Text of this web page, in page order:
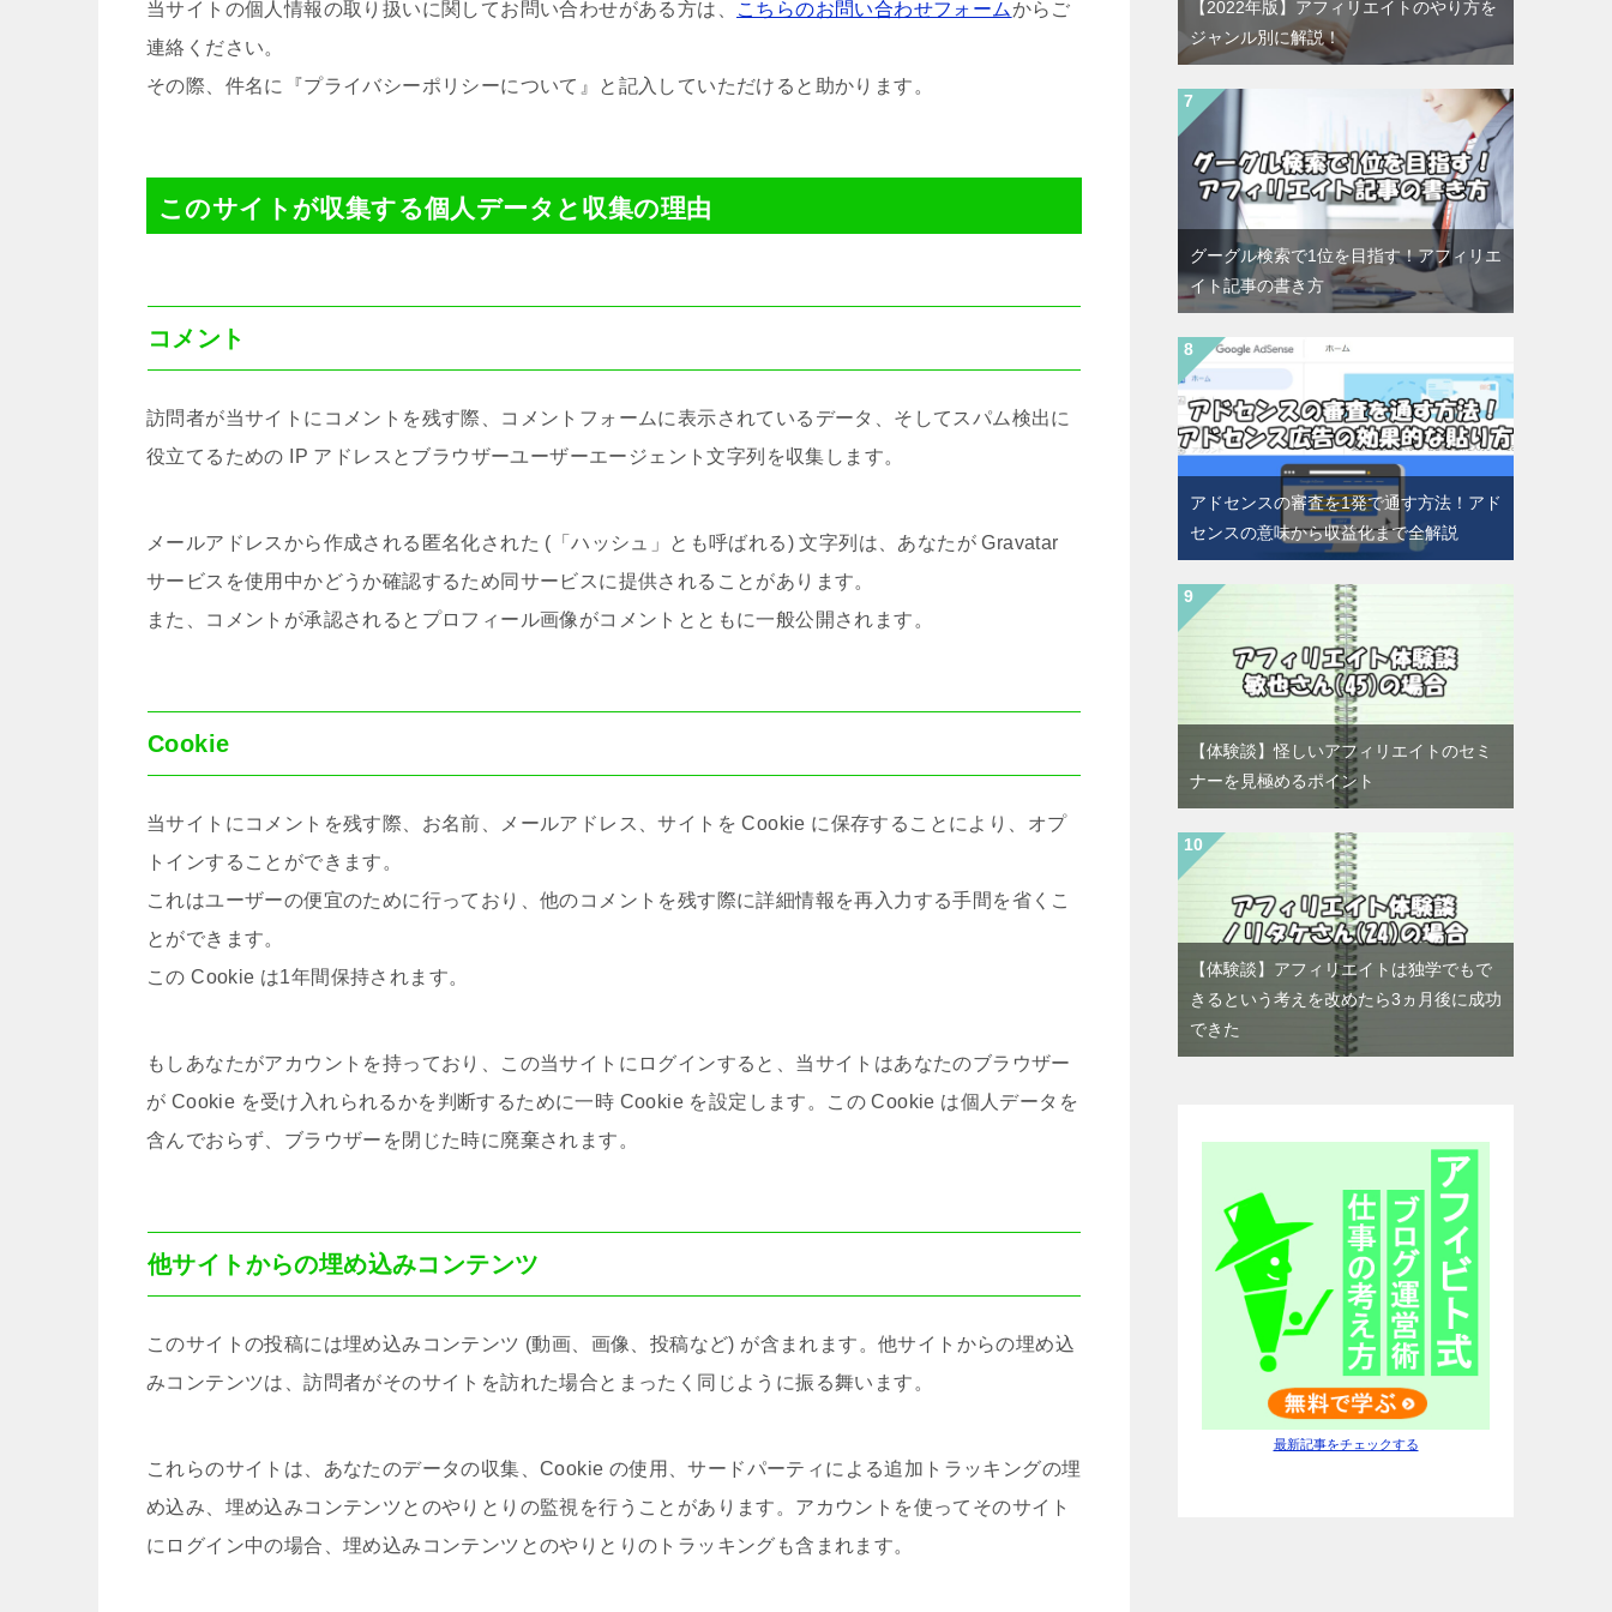
当サイトの個人情報の取り扱いに関してお問い合わせがある方は、 こちらのお問い合わせフォームからご
連絡ください。
その際、件名に『プライバシーポリシーについて』と記入していただけると助かります。
このサイトが収集する個人データと収集の理由
コメント
訪問者が当サイトにコメントを残す際、コメントフォームに表示されているデータ、そしてスパム検出に
役立てるための IP アドレスとブラウザーユーザーエージェント文字列を収集します。
メールアドレスから作成される匿名化された (「ハッシュ」とも呼ばれる) 文字列は、あなたが Gravatar
サービスを使用中かどうか確認するため同サービスに提供されることがあります。
また、コメントが承認されるとプロフィール画像がコメントとともに一般公開されます。
Cookie
当サイトにコメントを残す際、お名前、メールアドレス、サイトを Cookie に保存することにより、オプ
トインすることができます。
これはユーザーの便宜のために行っており、他のコメントを残す際に詳細情報を再入力する手間を省くこ
とができます。
この Cookie は1年間保持されます。
もしあなたがアカウントを持っており、この当サイトにログインすると、当サイトはあなたのブラウザー
が Cookie を受け入れられるかを判断するために一時 Cookie を設定します。この Cookie は個人データを
含んでおらず、ブラウザーを閉じた時に廃棄されます。
他サイトからの埋め込みコンテンツ
このサイトの投稿には埋め込みコンテンツ (動画、画像、投稿など) が含まれます。他サイトからの埋め込
みコンテンツは、訪問者がそのサイトを訪れた場合とまったく同じように振る舞います。
これらのサイトは、あなたのデータの収集、Cookie の使用、サードパーティによる追加トラッキングの埋
め込み、埋め込みコンテンツとのやりとりの監視を行うことがあります。アカウントを使ってそのサイト
にログイン中の場合、埋め込みコンテンツとのやりとりのトラッキングも含まれます。
【2022年版】アフィリエイトのやり方を
ジャンル別に解説！
グーグル検索で1位を目指す！アフィリエ
イト記事の書き方
アドセンスの審査を1発で通す方法！アド
センスの意味から収益化まで全解説
【体験談】怪しいアフィリエイトのセミ
ナーを見極めるポイント
【体験談】アフィリエイトは独学でもで
きるという考えを改めたら3ヵ月後に成功
できた
最新記事をチェックする